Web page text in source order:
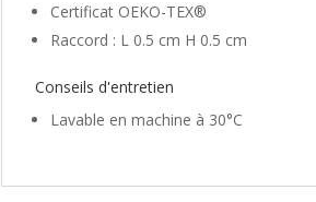
Certificat OEKO-TEX®
Raccord : L 0.5 cm H 0.5 cm
Conseils d'entretien
Lavable en machine à 30°C